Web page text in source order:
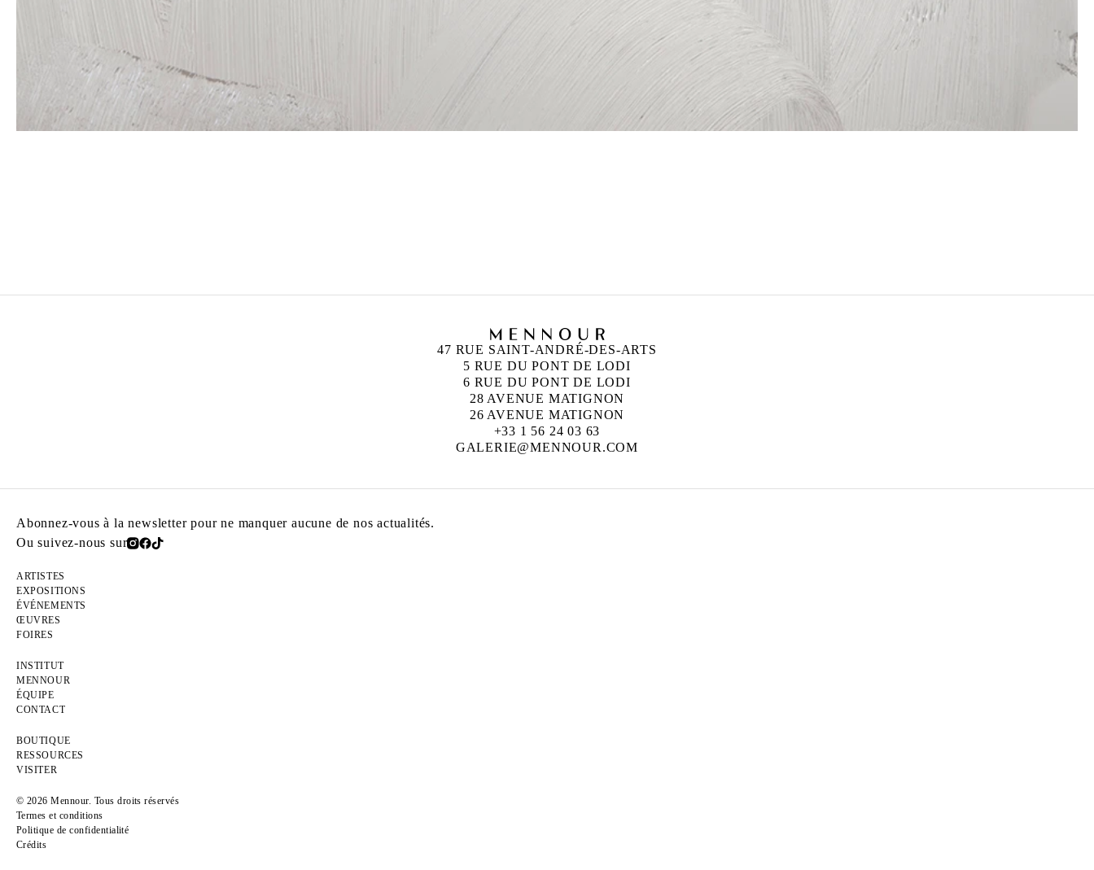
47 RUE SAINT-ANDRÉ-DES-ARTS
5 RUE DU PONT DE LODI
6 RUE DU PONT DE LODI
28 AVENUE MATIGNON
26 AVENUE MATIGNON
+33 1 56 24 03 63
GALERIE@MENNOUR.COM
Abonnez-vous à la newsletter pour ne manquer aucune de nos actualités.
Ou suivez-nous sur
ARTISTES
EXPOSITIONS
ÉVÉNEMENTS
ŒUVRES
FOIRES
INSTITUT
MENNOUR
ÉQUIPE
CONTACT
BOUTIQUE
RESSOURCES
VISITER
© 2026 Mennour. Tous droits réservés
Termes et conditions
Politique de confidentialité
Crédits